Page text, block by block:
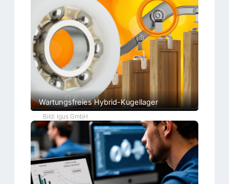
Wartungsfreies Hybrid-Kugellager
Bild: Igus GmbH